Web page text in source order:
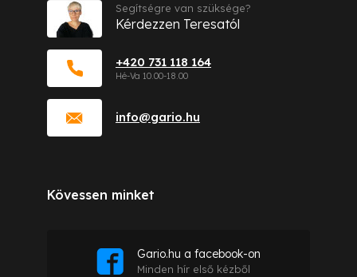
info@gario.hu
+420 731 118 164
Segítségre van szüksége?
Kérdezzen Teresatól
Kövessen minket
Gario.hu a facebook-on
Minden hír első kézből